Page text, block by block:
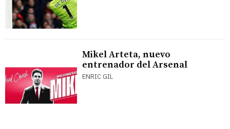
Mikel Arteta, nuevo
entrenador del Arsenal
ENRIC GIL